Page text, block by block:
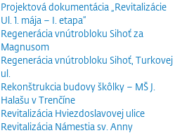
Projektová dokumentácia „Revitalizácie
Ul. 1. mája – I. etapa“
Regenerácia vnútrobloku Sihoť za
Magnusom
Regenerácia vnútrobloku Sihoť, Turkovej
ul.
Rekonštrukcia budovy škôlky – MŠ J.
Halašu v Trenčíne
Revitalizácia Hviezdoslavovej ulice
Revitalizácia Námestia sv. Anny